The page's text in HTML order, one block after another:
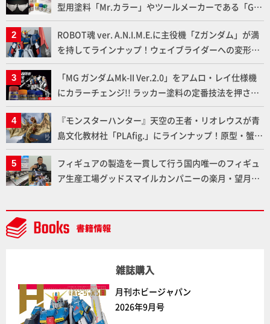
型用塗料「Mr.カラー」やツールメーカーである「GSI
クレオス」が語るラッカー塗料の未来とは？
ROBOT魂 ver. A.N.I.M.E.に主役機「Zガンダム」が満
を持してラインナップ！ウェイブライダーへの変形、
劇中どおりのプロポーションを再現【機動戦士Zガン
ダム】
「MG ガンダムMk-II Ver.2.0」をアムロ・レイ仕様機
にカラーチェンジ!! ラッカー塗料の定番技法を押さえ
るだけでハイクオリティの作例に!!【試し読み】
『モンスターハンター』天空の王者・リオレウスが青
島文化教材社「PLAfig.」にラインナップ！原型・蟹蟲
修造氏の彩色作例で超ハイディテールかつ躍動感に満
ちた造形をチェック
フィギュアの製造を一貫して行う国内唯一のフィギュ
ア生産工場グッドスマイルカンパニーの楽月・望月工
AAAヴンダー』の続報も！
雑誌購入
月刊ホビージャパン
2026年9月号